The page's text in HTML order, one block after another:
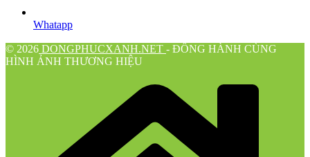
Whatapp
© 2026 DONGPHUCXANH.NET - ĐỒNG HÀNH CÙNG
HÌNH ẢNH THƯƠNG HIỆU